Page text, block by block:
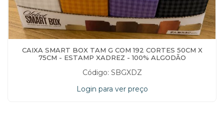
CAIXA SMART BOX TAM G COM 192 CORTES 50CM X
75CM - ESTAMP XADREZ - 100% ALGODÃO
Código: SBGXDZ
Login para ver preço